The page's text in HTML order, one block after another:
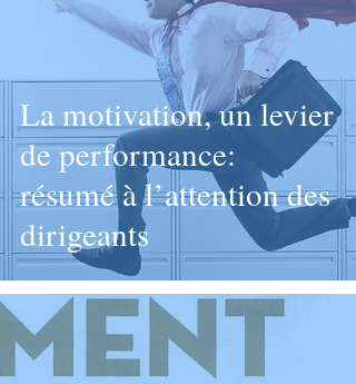
La motivation, un levier
de performance:
résumé à l’attention des
dirigeants